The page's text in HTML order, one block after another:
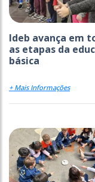
Ideb avança em
as etapas da
básica
+ Mais Informações